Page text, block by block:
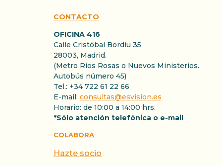
CONTACTO
OFICINA 416
Calle Cristóbal Bordiu 35
28003, Madrid.
(Metro Rios Rosas o Nuevos Ministerios.
Autobús número 45)
Tel.: +34 722 61 22 66
E-mail: consultas@esvision.es
Horario: de 10:00 a 14:00 hrs.
*Sólo atención telefónica o e-mail
COLABORA
Hazte socio